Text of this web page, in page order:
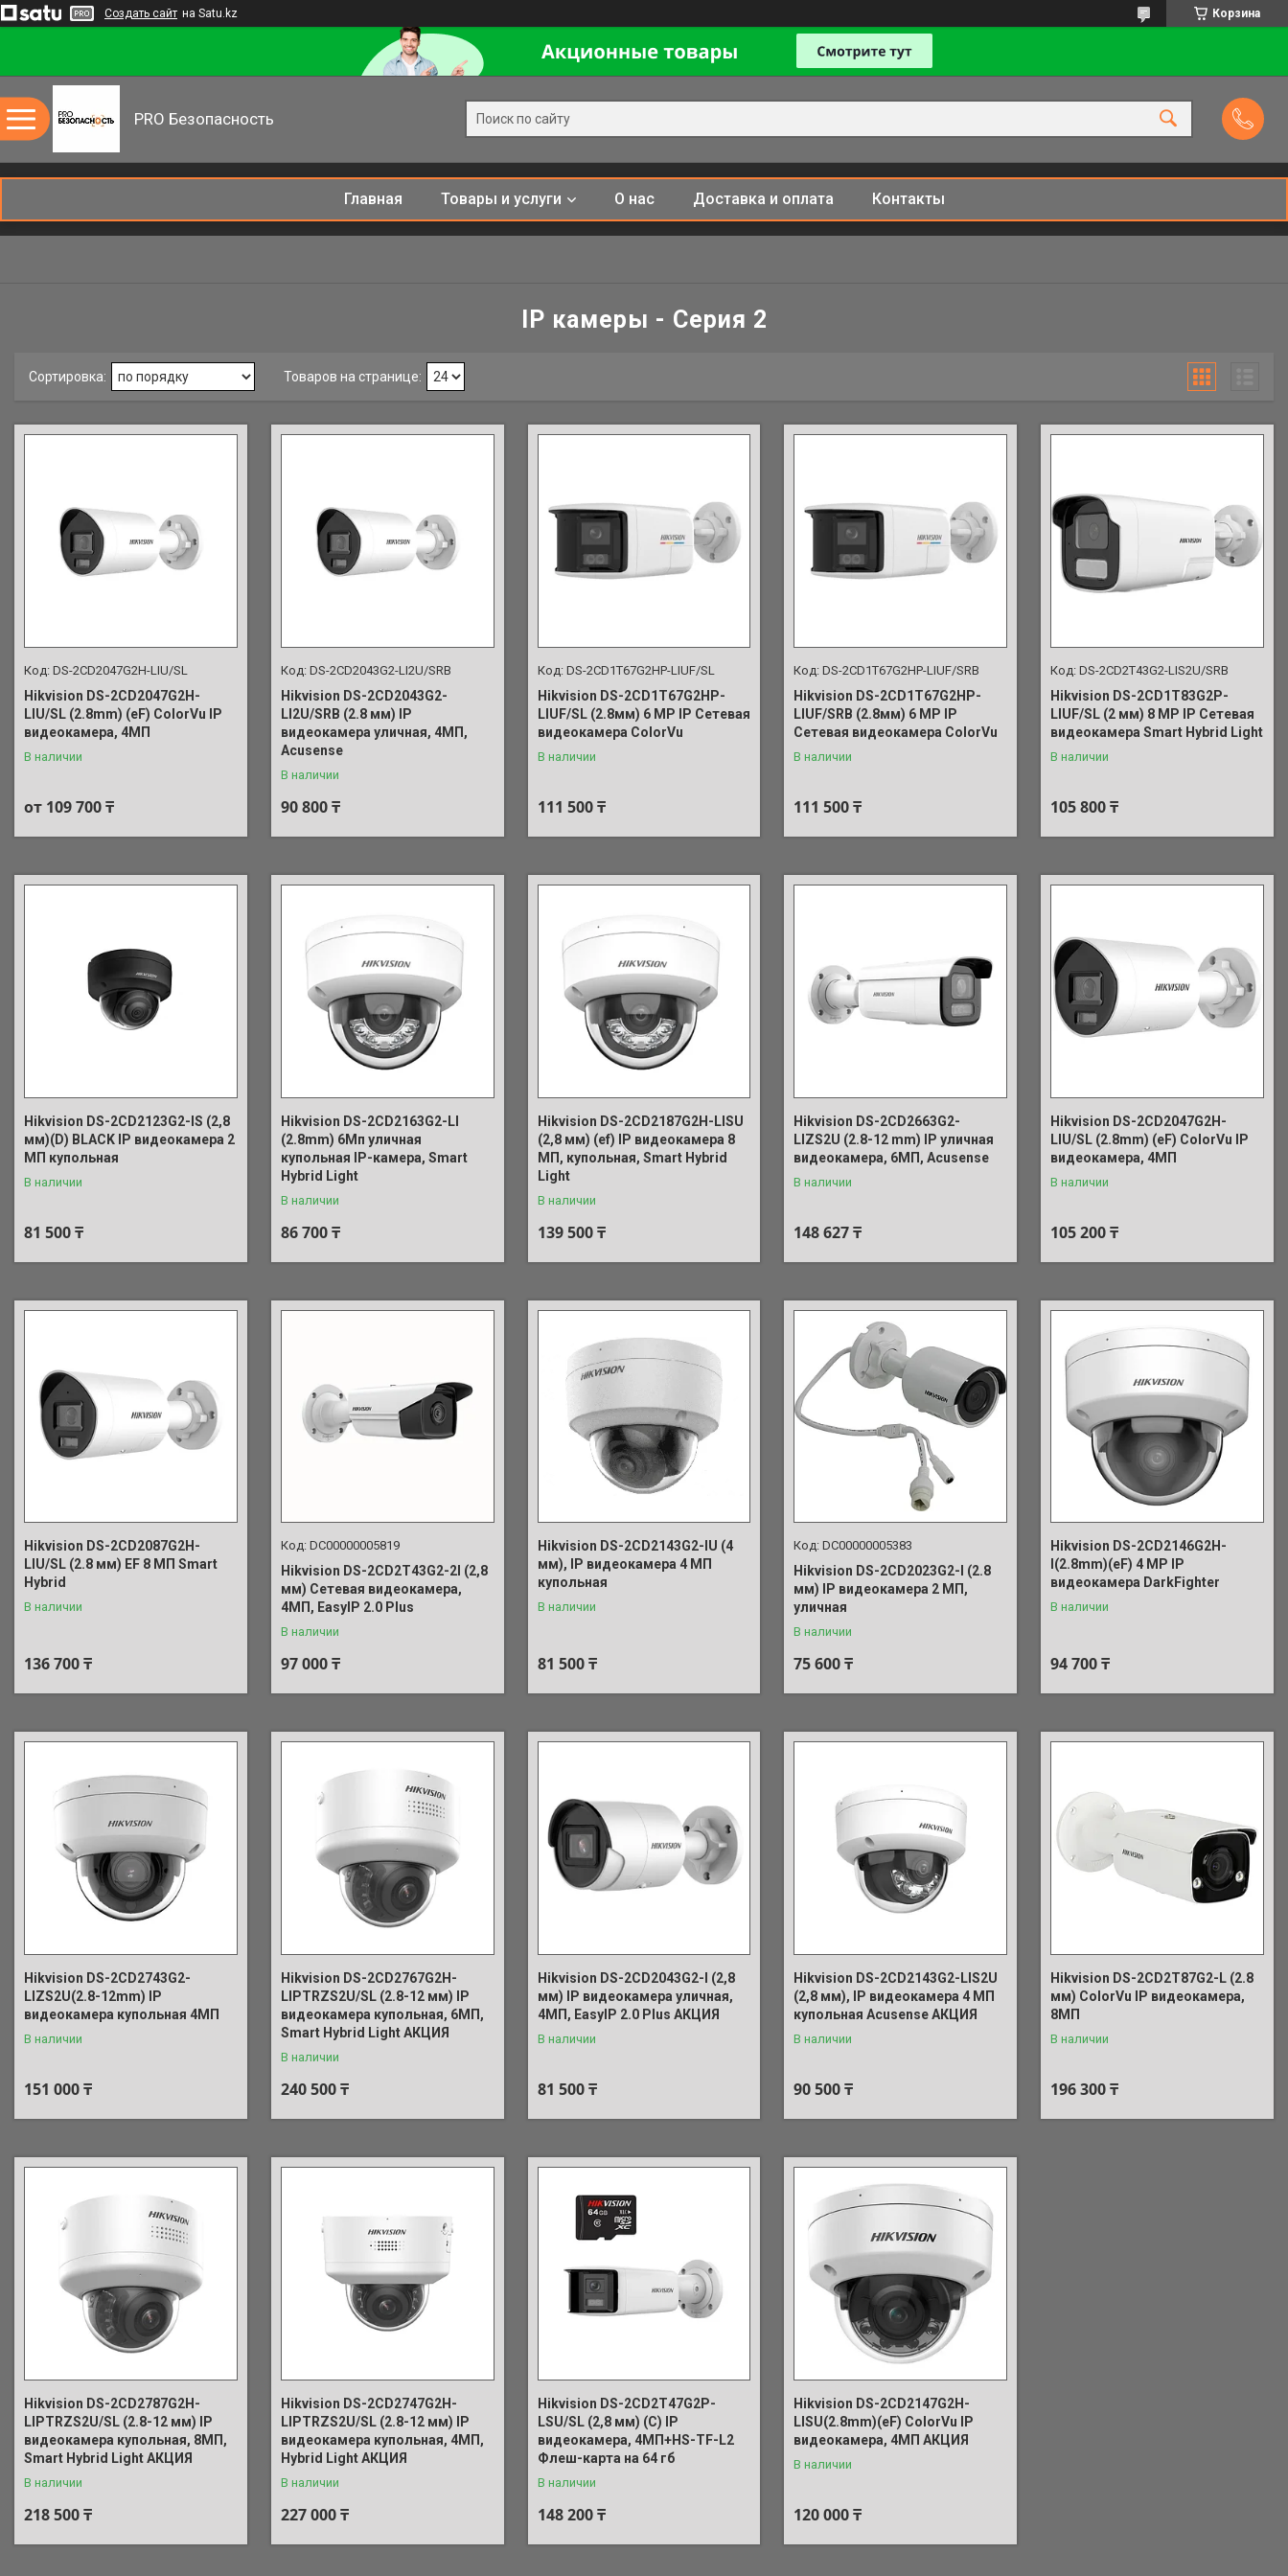
Создать сайт на Satu.kz Корзина
PRO Безопасность
Главная Товары и услуги О нас Доставка и оплата Контакты
IP камеры - Серия 2
DS-2CD2047G2H-LIU/SL
Hikvision DS-2CD2047G2H-
LIU/SL (2.8mm) (eF) ColorVu IP
видеокамера, 4МП
В наличии
от 109 700 ₸
DS-2CD2043G2-LI2U/SRB
Hikvision DS-2CD2043G2-
LI2U/SRB (2.8 мм) IP
видеокамера уличная, 4МП,
Acusense
В наличии
90 800 ₸
DS-2CD1T67G2HP-LIUF/SL
Hikvision DS-2CD1T67G2HP-
LIUF/SL (2.8мм) 6 MP IP Сетевая
видеокамера ColorVu
В наличии
111 500 ₸
DS-2CD1T67G2HP-LIUF/SRB
Hikvision DS-2CD1T67G2HP-
LIUF/SRB (2.8мм) 6 MP IP
Сетевая видеокамера ColorVu
В наличии
111 500 ₸
DS-2CD2T43G2-LIS2U/SRB
Hikvision DS-2CD1T83G2P-
LIUF/SL (2 мм) 8 MP IP Сетевая
видеокамера Smart Hybrid Light
В наличии
105 800 ₸
Hikvision DS-2CD2123G2-IS (2,8
мм)(D) BLACK IP видеокамера 2
МП купольная
В наличии
81 500 ₸
Hikvision DS-2CD2163G2-LI
(2.8mm) 6Мп уличная
купольная IP-камера, Smart
Hybrid Light
В наличии
86 700 ₸
Hikvision DS-2CD2187G2H-LISU
(2,8 мм) (ef) IP видеокамера 8
МП, купольная, Smart Hybrid
Light
В наличии
139 500 ₸
Hikvision DS-2CD2663G2-
LIZS2U (2.8-12 mm) IP уличная
видеокамера, 6МП, Acusense
В наличии
148 627 ₸
Hikvision DS-2CD2047G2H-
LIU/SL (2.8mm) (eF) ColorVu IP
видеокамера, 4МП
В наличии
105 200 ₸
Hikvision DS-2CD2087G2H-
LIU/SL (2.8 мм) EF 8 MП Smart
Hybrid
В наличии
136 700 ₸
DC00000005819
Hikvision DS-2CD2T43G2-2I (2,8
мм) Сетевая видеокамера,
4МП, EasyIP 2.0 Plus
В наличии
97 000 ₸
Hikvision DS-2CD2143G2-IU (4
мм), IP видеокамера 4 МП
купольная
В наличии
81 500 ₸
DC00000005383
Hikvision DS-2CD2023G2-I (2.8
мм) IP видеокамера 2 МП,
уличная
В наличии
75 600 ₸
Hikvision DS-2CD2146G2H-
I(2.8mm)(eF) 4 MP IP
видеокамера DarkFighter
В наличии
94 700 ₸
Hikvision DS-2CD2743G2-
LIZS2U(2.8-12mm) IP
видеокамера купольная 4МП
В наличии
151 000 ₸
Hikvision DS-2CD2767G2H-
LIPTRZS2U/SL (2.8-12 мм) IP
видеокамера купольная, 6МП,
Smart Hybrid Light АКЦИЯ
В наличии
240 500 ₸
Hikvision DS-2CD2043G2-I (2,8
мм) IP видеокамера уличная,
4МП, EasyIP 2.0 Plus АКЦИЯ
В наличии
81 500 ₸
Hikvision DS-2CD2143G2-LIS2U
(2,8 мм), IP видеокамера 4 МП
купольная Acusense АКЦИЯ
В наличии
90 500 ₸
Hikvision DS-2CD2T87G2-L (2.8
мм) ColorVu IP видеокамера,
8МП
В наличии
196 300 ₸
Hikvision DS-2CD2787G2H-
LIPTRZS2U/SL (2.8-12 мм) IP
видеокамера купольная, 8МП,
Smart Hybrid Light АКЦИЯ
В наличии
218 500 ₸
Hikvision DS-2CD2747G2H-
LIPTRZS2U/SL (2.8-12 мм) IP
видеокамера купольная, 4МП,
Hybrid Light АКЦИЯ
В наличии
227 000 ₸
Hikvision DS-2CD2T47G2P-
LSU/SL (2,8 мм) (C) IP
видеокамера, 4МП+HS-TF-L2
Флеш-карта на 64 гб
В наличии
148 200 ₸
Hikvision DS-2CD2147G2H-
LISU(2.8mm)(eF) ColorVu IP
видеокамера, 4МП АКЦИЯ
В наличии
120 000 ₸